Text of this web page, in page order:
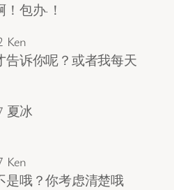
包办·！
Ken
告诉你呢？或者我每天
夏冰
Ken
是哦？你考虑清楚哦